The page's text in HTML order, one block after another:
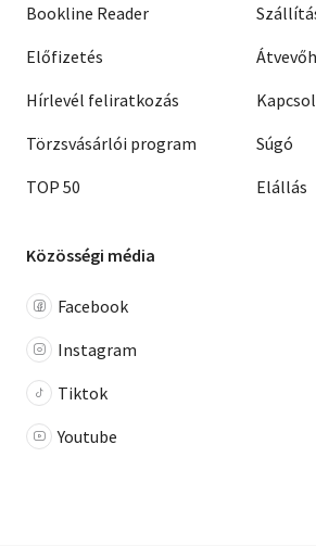
Bookline Reader
Előfizetés
Hírlevél feliratkozás
Törzsvásárlói program
TOP 50
Súgó
Elállás
Közösségi média
Facebook
Instagram
Tiktok
Youtube